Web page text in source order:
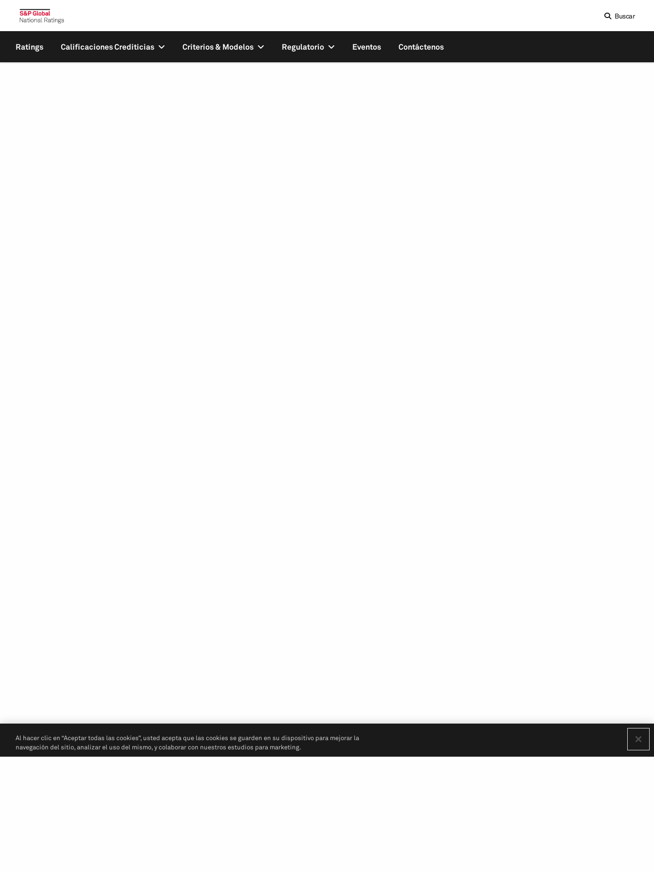
Buscar
Ratings Calificaciones Crediticias Criterios & Modelos Regulatorio Eventos Contáctenos
Al hacer clic en “Aceptar todas las cookies”, usted acepta que las cookies se guarden en su dispositivo para mejorar la
navegación del sitio, analizar el uso del mismo, y colaborar con nuestros estudios para marketing.